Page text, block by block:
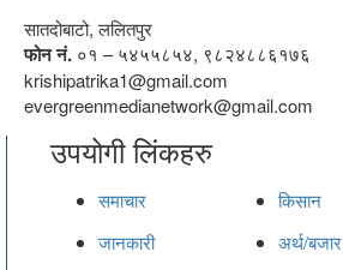
सातदोबाटो, ललितपुर
फोन नं. ०१ – ५४५५८५४, ९८२४८८६१७६
krishipatrika1@gmail.com
evergreenmedianetwork@gmail.com
उपयोगी लिंकहरु
समाचार
किसान
जानकारी
अर्थ/बजार